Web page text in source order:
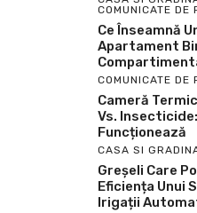
COMUNICATE DE
Ce Înseamnă
Apartament
COMUNICATE DE
Cameră
Vs.
Funcționează
CASA SI
Greșeli Care
Eficiența Unui
Irigații